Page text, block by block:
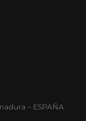
– ESPAÑA